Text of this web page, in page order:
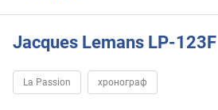
Jacques Lemans LP-123F
La Passion хронограф